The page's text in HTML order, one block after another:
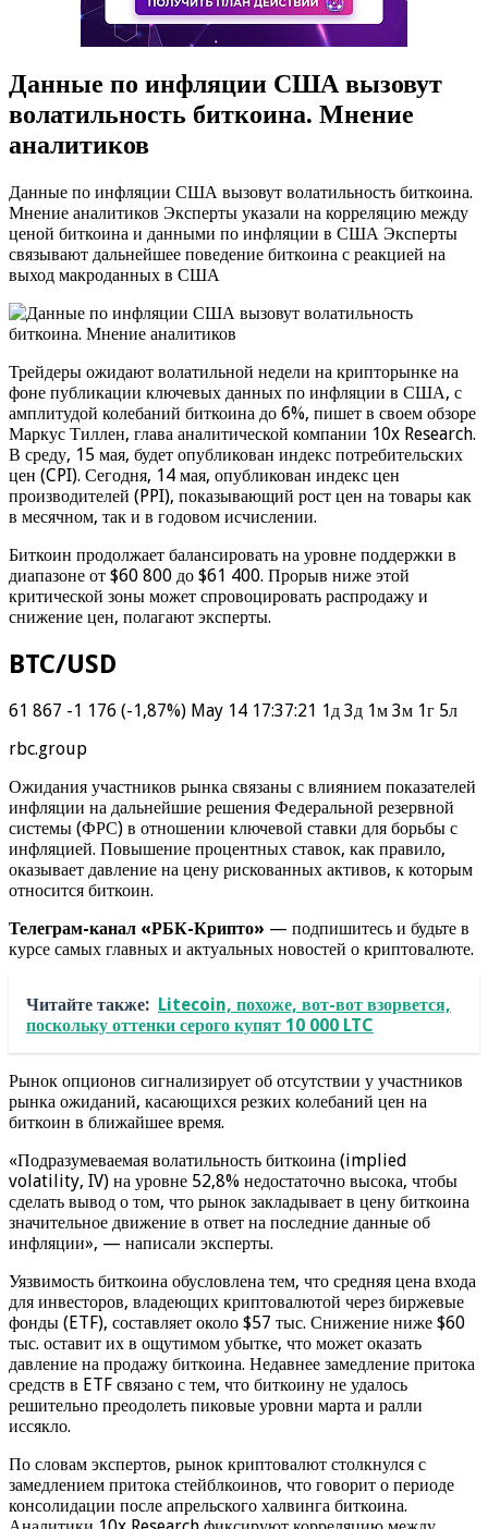
Данные по инфляции США вызовут
волатильность биткоина. Мнение
аналитиков
Данные по инфляции США вызовут волатильность биткоина.
Мнение аналитиков Эксперты указали на корреляцию между
ценой биткоина и данными по инфляции в США Эксперты
связывают дальнейшее поведение биткоина с реакцией на
выход макроданных в США
Трейдеры ожидают волатильной недели на крипторынке на
фоне публикации ключевых данных по инфляции в США, с
амплитудой колебаний биткоина до 6%, пишет в своем обзоре
Маркус Тиллен, глава аналитической компании 10x Research.
В среду, 15 мая, будет опубликован индекс потребительских
цен (CPI). Сегодня, 14 мая, опубликован индекс цен
производителей (PPI), показывающий рост цен на товары как
в месячном, так и в годовом исчислении.
Биткоин продолжает балансировать на уровне поддержки в
диапазоне от $60 800 до $61 400. Прорыв ниже этой
критической зоны может спровоцировать распродажу и
снижение цен, полагают эксперты.
BTC/USD
61 867 -1 176 (-1,87%) May 14 17:37:21 1д 3д 1м 3м 1г 5л
rbc.group
Ожидания участников рынка связаны с влиянием показателей
инфляции на дальнейшие решения Федеральной резервной
системы (ФРС) в отношении ключевой ставки для борьбы с
инфляцией. Повышение процентных ставок, как правило,
оказывает давление на цену рискованных активов, к которым
относится биткоин.
Телеграм-канал «РБК-Крипто» — подпишитесь и будьте в
курсе самых главных и актуальных новостей о криптовалюте.
Читайте также: Litecoin, похоже, вот-вот взорвется,
поскольку оттенки серого купят 10 000 LTC
Рынок опционов сигнализирует об отсутствии у участников
рынка ожиданий, касающихся резких колебаний цен на
биткоин в ближайшее время.
«Подразумеваемая волатильность биткоина (implied
volatility, IV) на уровне 52,8% недостаточно высока, чтобы
сделать вывод о том, что рынок закладывает в цену биткоина
значительное движение в ответ на последние данные об
инфляции», — написали эксперты.
Уязвимость биткоина обусловлена тем, что средняя цена входа
для инвесторов, владеющих криптовалютой через биржевые
фонды (ETF), составляет около $57 тыс. Снижение ниже $60
тыс. оставит их в ощутимом убытке, что может оказать
давление на продажу биткоина. Недавнее замедление притока
средств в ETF связано с тем, что биткоину не удалось
решительно преодолеть пиковые уровни марта и ралли
иссякло.
По словам экспертов, рынок криптовалют столкнулся с
замедлением притока стейблкоинов, что говорит о периоде
консолидации после апрельского халвинга биткоина.